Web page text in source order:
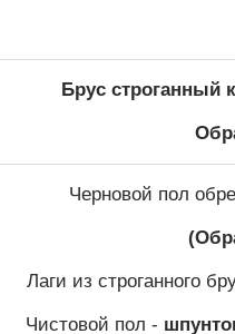
Брус строганный
Черновой пол
Лаги из строганного
Чистовой пол -